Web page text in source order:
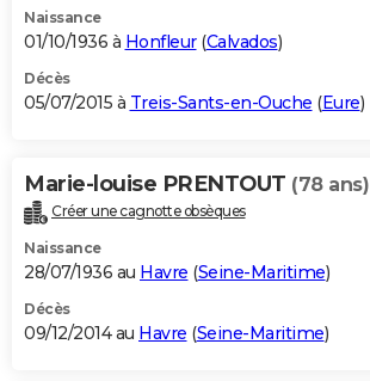
Naissance
01/10/1936 à Honfleur(Calvados)
Décès
05/07/2015 à Treis-Sants-en-Ouche (Eure)
Marie-louise PRENTOUT (78 ans)
Créer une cagnotte obsèques
Naissance
28/07/1936 au Havre (Seine-Maritime)
Décès
09/12/2014 au Havre (Seine-Maritime)